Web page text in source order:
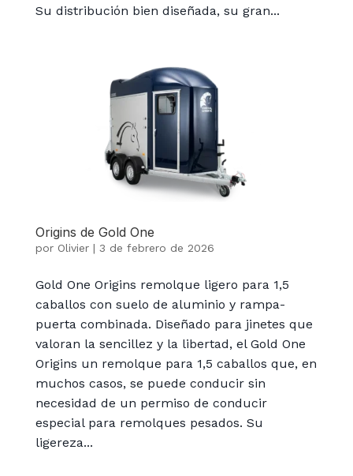
Su distribución bien diseñada, su gran...
Origins de Gold One
por Olivier| 3 de febrero de 2026
Gold One Origins remolque ligero para 1,5
caballos con suelo de aluminio y rampa-
puerta combinada. Diseñado para jinetes que
valoran la sencillez y la libertad, el Gold One
Origins un remolque para 1,5 caballos que, en
muchos casos, se puede conducir sin
necesidad de un permiso de conducir
especial para remolques pesados. Su
ligereza...